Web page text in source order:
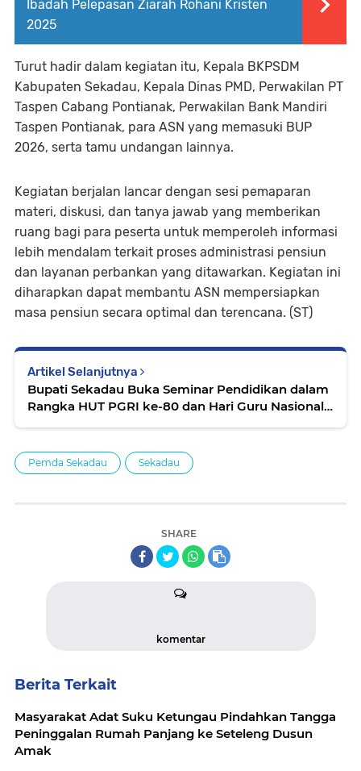
Ibadah Pelepasan Ziarah Rohani Kristen
2025
Turut hadir dalam kegiatan itu, Kepala BKPSDM
Kabupaten Sekadau, Kepala Dinas PMD, Perwakilan PT
Taspen Cabang Pontianak, Perwakilan Bank Mandiri
Taspen Pontianak, para ASN yang memasuki BUP
2026, serta tamu undangan lainnya.
Kegiatan berjalan lancar dengan sesi pemaparan
materi, diskusi, dan tanya jawab yang memberikan
ruang bagi para peserta untuk memperoleh informasi
lebih mendalam terkait proses administrasi pensiun
dan layanan perbankan yang ditawarkan. Kegiatan ini
diharapkan dapat membantu ASN mempersiapkan
masa pensiun secara optimal dan terencana. (ST)
Artikel Selanjutnya
Bupati Sekadau Buka Seminar Pendidikan dalam
Rangka HUT PGRI ke-80 dan Hari Guru Nasional
Pemda Sekadau Sekadau
SHARE
komentar
Berita Terkait
Masyarakat Adat Suku Ketungau Pindahkan Tangga
Peninggalan Rumah Panjang ke Seteleng Dusun
Amak